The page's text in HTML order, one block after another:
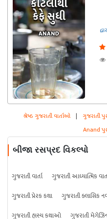
શ્રેષ્ઠ ગુજરાતી વાર્તાઓ | ગુજરાતી
Anand
બીજા રસપ્રદ વિકલ્પો
ગુજરાતી વાર્તા ગુજરાતી આધ્યાત્મિક
ગુજરાતી પ્રેરક કથા
ગુજરાતી ક્લાસિક
ગુજરાતી હાસ્ય કથાઓ
ગુજરાતી